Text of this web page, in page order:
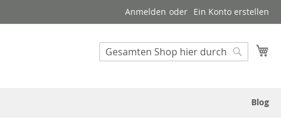
Anmelden Ein Konto erstellen
Suche
Suche
Blog